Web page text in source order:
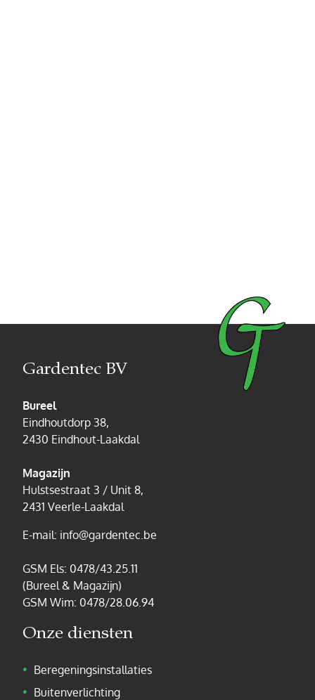
Gardentec BV
Bureel
Eindhoutdorp 38,
2430 Eindhout-Laakdal
Magazijn
Hulstsestraat 3 / Unit 8,
2431 Veerle-Laakdal
E-mail: info@gardentec.be
GSM Els: 0478/43.25.11
(Bureel & Magazijn)
GSM Wim: 0478/28.06.94
Onze diensten
Beregeningsinstallaties
Buitenverlichting